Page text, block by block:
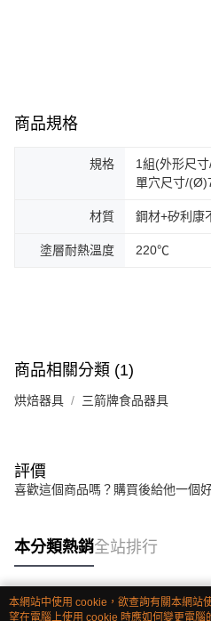
商品規格
規格
1組(外形尺
單穴尺寸/
材質 鋼材+矽利康
塗層耐熱溫度 220℃
商品相關分類 (1)
烘焙器具 三箭牌食品器具
評價
喜歡這個商品嗎？購買後給他一個
本分類熱銷全站排行
熱門標籤
本網站中使用 cookie，欲查詢有關本網站
望在電腦上使用 cookie 時應如何變更電腦